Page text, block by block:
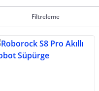
Filtreleme